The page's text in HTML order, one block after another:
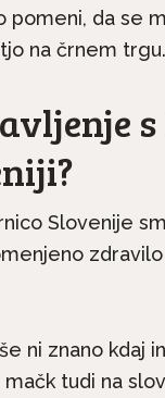
pomeni, da se
na črnem
s
Slovenije
ni znano kdaj
tudi na